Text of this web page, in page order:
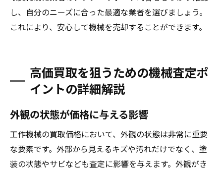
し、自分のニーズに合った最適な業者を選びましょう。
これにより、安心して機械を売却することができます。
高価買取を狙うための機械査定ポ
イントの詳細解説
外観の状態が価格に与える影響
工作機械の買取価格において、外観の状態は非常に重要
な要素です。外部から見えるキズや汚れだけでなく、塗
装の状態やサビなども査定に影響を与えます。外観がき